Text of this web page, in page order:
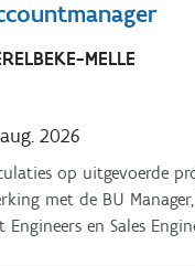
Jouw takenpakket
relaties
op kantoor als bij de
binnendienst zorgen
met klanten op
tot gemoedsrust.
MELLE
2026
op uitgevoerde
met de BU
Engineers en Sales